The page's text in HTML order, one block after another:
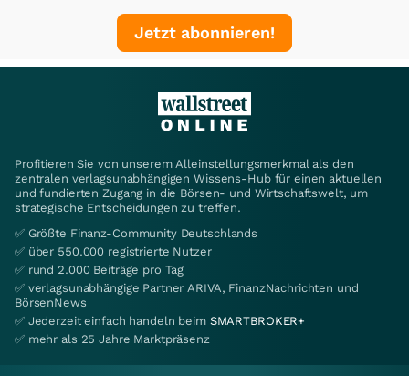
Jetzt abonnieren!
Profitieren Sie von unserem Alleinstellungsmerkmal als den
zentralen verlagsunabhängigen Wissens-Hub für einen aktuellen
und fundierten Zugang in die Börsen- und Wirtschaftswelt, um
strategische Entscheidungen zu treffen.
✅ Größte Finanz-Community Deutschlands
✅ über 550.000 registrierte Nutzer
✅ rund 2.000 Beiträge pro Tag
✅ verlagsunabhängige Partner ARIVA, FinanzNachrichten und
BörsenNews
✅ Jederzeit einfach handeln beim SMARTBROKER+
✅ mehr als 25 Jahre Marktpräsenz